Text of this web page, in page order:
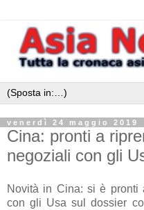
venerdì 24 maggio 2019
Cina: pronti a
negoziali con gli
Novità in Cina: si è pronti
con gli Usa sul dossier